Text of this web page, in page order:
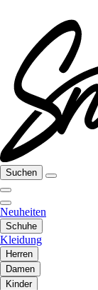
Suchen
Neuheiten
Schuhe
Kleidung
Herren
Damen
Kinder